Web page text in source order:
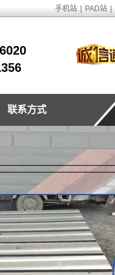
手机站 PAD站
联系方式